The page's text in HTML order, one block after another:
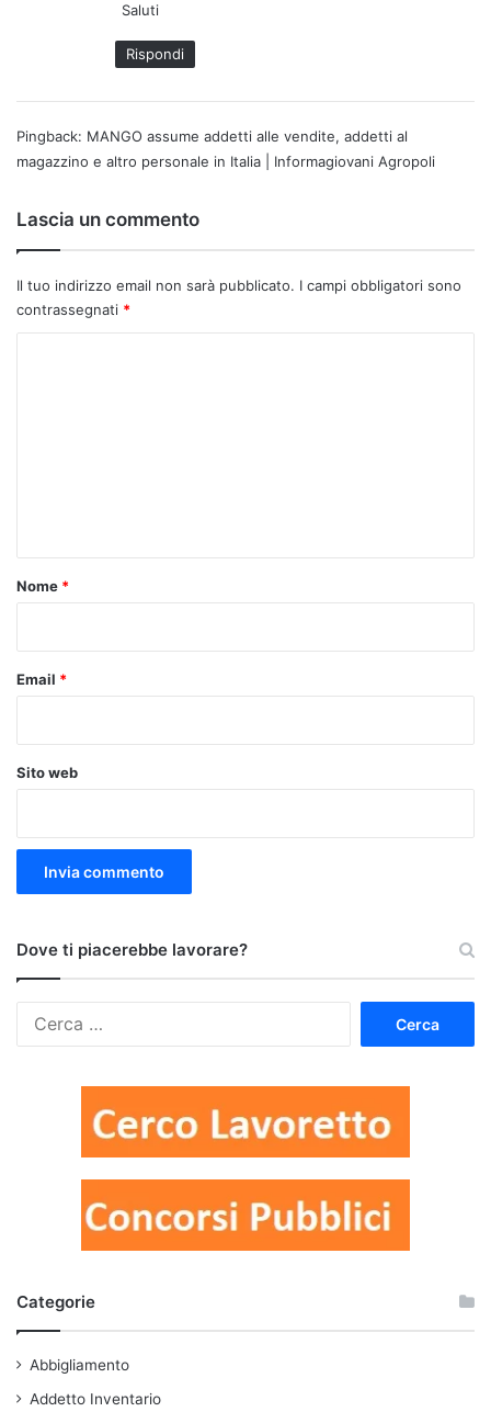
Saluti
Rispondi
Pingback: MANGO assume addetti alle vendite, addetti al
magazzino e altro personale in Italia | Informagiovani Agropoli
Lascia un commento
Il tuo indirizzo email non sarà pubblicato. I campi obbligatori sono
contrassegnati *
o
Nome *
Email *
Sito web
Dove ti piacerebbe lavorare?
Categorie
Abbigliamento
Addetto Inventario